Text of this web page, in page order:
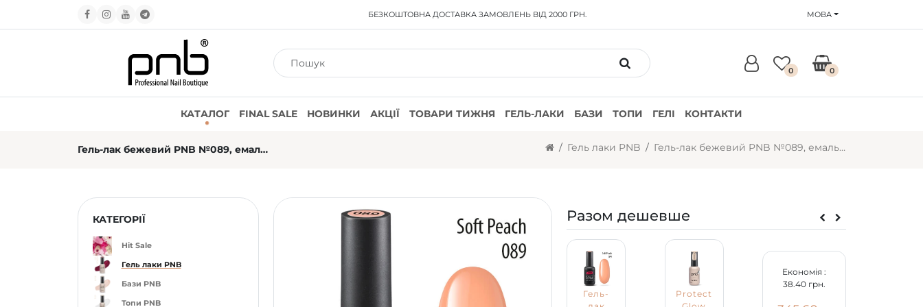
БЕЗКОШТОВНА ДОСТАВКАЗАМОВЛЕНЬ ВІД 2000 ГРН. МОВА
0 0
КАТАЛОГ FINAL SALE НОВИНКИ АКЦІЇ ТОВАРИ ТИЖНЯ ГЕЛЬ-ЛАКИ БАЗИ ТОПИ ГЕЛІ КОНТАКТИ
Гель-лак бежевий PNB №089, емаль (8 мл) Гель лаки PNB Гель-лак бежевий PNB №089, емаль (8 мл)
КАТЕГОРІЇ
Hit Sale
Гель лаки PNB
Бази PNB
Топи PNB
Разом дешевше
Гель-
Protect
Економія :
38.40 грн.